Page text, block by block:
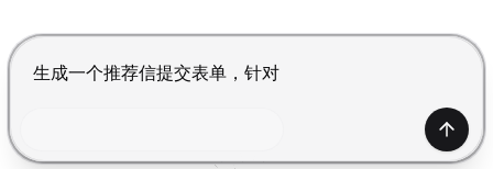
登入
按 Enter 提交，Shift+Enter 换行
产生